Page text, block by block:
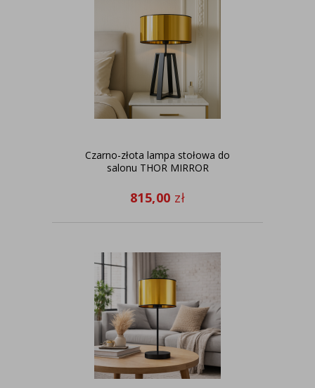
Czarno-złota lampa stołowa do
salonu THOR MIRROR
815,00 zł